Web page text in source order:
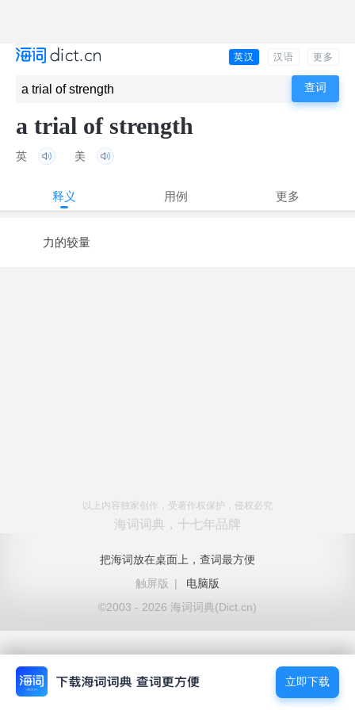
英汉 汉语 更多
a trial of strength
英 美
释义 用例 更多
力的较量
以上内容独家创作，受著作权保护，侵权必究
海词词典，十七年品牌
把海词放在桌面上，查词最方便
触屏版
|
电脑版
©2003 - 2026 海词词典(Dict.cn)
立即下载
立即下载